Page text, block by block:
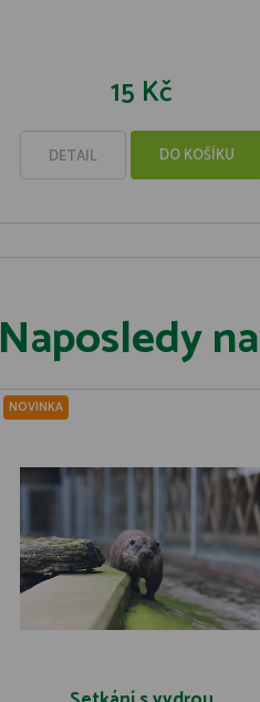
15 Kč
DETAIL DO KOŠÍKU
Naposledy
NOVINKA